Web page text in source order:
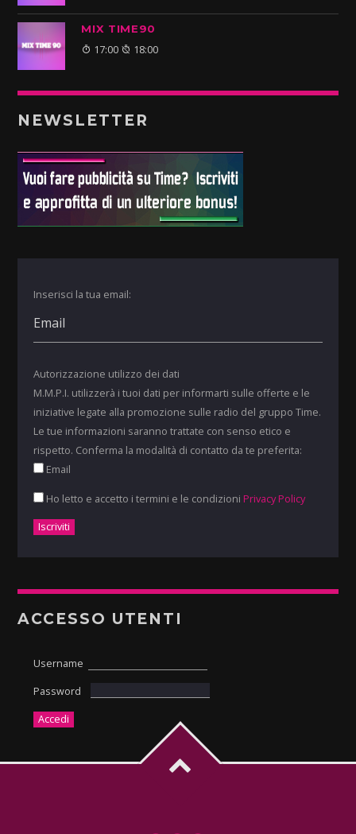
MIX TIME90
17:00 18:00
NEWSLETTER
Inserisci la tua email:
Autorizzazione utilizzo dei dati
M.M.P.I. utilizzerà i tuoi dati per informarti sulle offerte e le
iniziative legate alla promozione sulle radio del gruppo Time.
Le tue informazioni saranno trattate con senso etico e
rispetto. Conferma la modalità di contatto da te preferita:
Email
Ho letto e accetto i termini e le condizioni Privacy Policy
ACCESSO UTENTI
Username
Password